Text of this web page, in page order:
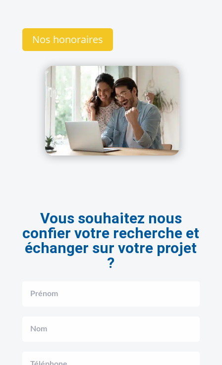
Nos honoraires
Vous souhaitez nous
confier votre recherche et
échanger sur votre projet
?